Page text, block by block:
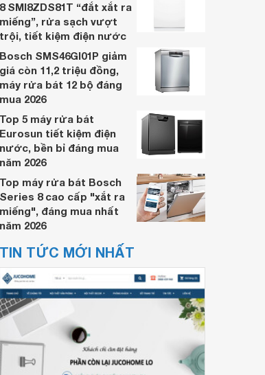
DC đa
Đồng hồ đo điện áp DC
Autonics MT4W-DV-44
Giá từ 1.685.200 đ
Có 3 nơi bán
Đồng hồ đo điện tử True RMS
Pro'skit MT-1705
Giá từ 784.300 đ
Có 2 nơi bán
8 SMI8ZDS81T “đắt xắt ra
miếng”, rửa sạch vượt
trội, tiết kiệm điện nước
Bosch SMS46GI01P giảm
giá còn 11,2 triệu đồng,
máy rửa bát 12 bộ đáng
mua 2026
Top 5 máy rửa bát
Eurosun tiết kiệm điện
nước, bền bỉ đáng mua
năm 2026
Top máy rửa bát Bosch
Series 8 cao cấp "xắt ra
miếng", đáng mua nhất
năm 2026
TIN TỨC MỚI NHẤT